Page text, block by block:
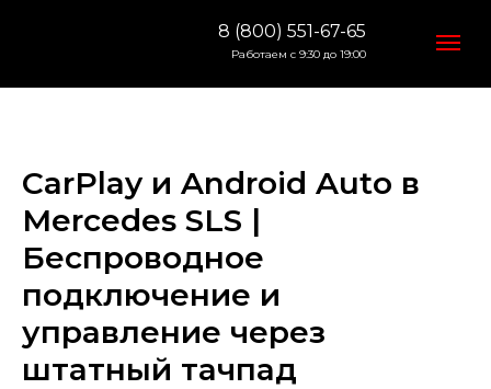
Работаем с 9:30 до 19:00
8 (800) 551-67-65
CarPlay и Android Auto в
Mercedes SLS |
Беспроводное
подключение и
управление через
штатный тачпад